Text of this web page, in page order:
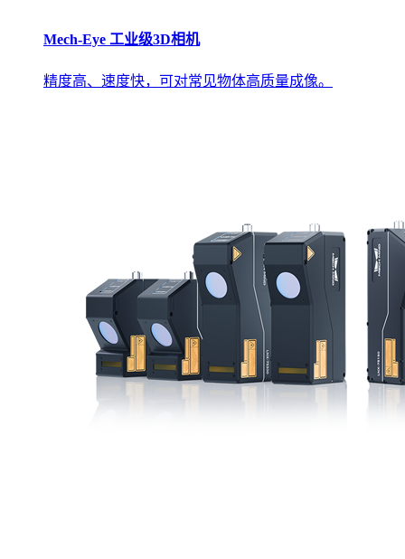
Mech-Eye 工业级3D相机
精度高、速度快，可对常见物体高质量成像。